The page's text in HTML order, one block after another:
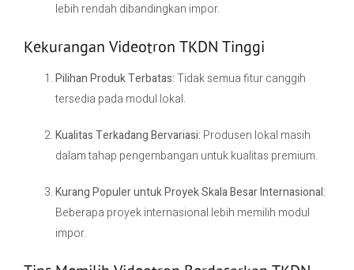
lebih rendah dibandingkan impor.
Kekurangan Videotron TKDN Tinggi
Pilihan Produk Terbatas:Tidak semua fitur canggih
tersedia pada modul lokal.
Kualitas Terkadang Bervariasi: Produsen lokal masih
dalam tahap pengembangan untuk kualitas premium.
Kurang Populer untuk Proyek Skala Besar Internasional:
Beberapa proyek internasional lebih memilih modul
impor.